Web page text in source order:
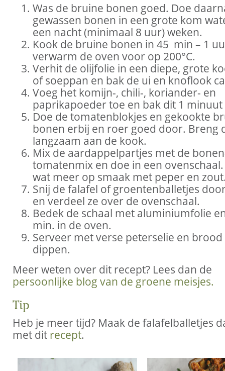
Was de bruine bonen goed. Doe
gewassen bonen in een grote kom
een nacht (minimaal 8 uur) weken.
Kook de bruine bonen in 45 min – 1
verwarm de oven voor op 200°C.
Verhit de olijfolie in een diepe, grote
of soeppan en bak de ui en knoflook
Voeg het komijn-, chili-, koriander- en
paprikapoeder toe en bak dit 1 minuut
Doe de tomatenblokjes en gekookte
bonen erbij en roer goed door. Breng
langzaam aan de kook.
Mix de aardappelpartjes met de
tomatenmix en doe in een
wat meer op smaak met peper en
Snij de falafel of groentenballetjes
en verdeel ze over de ovenschaal.
Bedek de schaal met aluminiumfolie
min. in de oven.
Serveer met verse peterselie en
dippen.
Meer weten over dit recept? Lees dan de
persoonlijke blog van de groene meisjes.
Tip
Heb je meer tijd? Maak de falafelballetjes
met dit recept.